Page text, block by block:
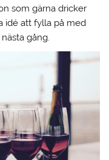
som gärna dricker
idé att fylla på med
gång.